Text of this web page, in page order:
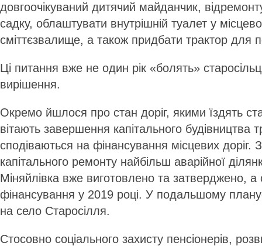
довгоочікуваний дитячий майданчик,
садку, облаштувати внутрішній туалет у
сміттєзвалище, а також придбати трактор для
Ці питання вже не один рік «болять»
вирішення.
Окремо йшлося про стан доріг, якими їздять
вітають завершення капітального будівництва
сподіваються на фінансування місцевих доріг.
капітального ремонту найбільш аварійної
Міняйлівка вже виготовлено та затверджено, а
фінансування у 2019 році. У подальшому
на село Старосілля.
Стосовно соціального захисту пенсіонерів,